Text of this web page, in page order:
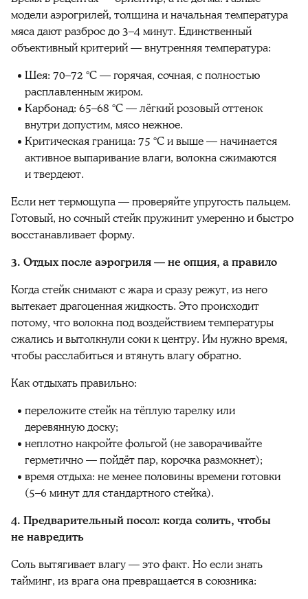
модели аэрогрилей, толщина и начальная температура
мяса дают разброс до 3–4 минут. Единственный
объективный критерий — внутренняя температура:
Шея: 70–72 °C — горячая, сочная, с полностью
расплавленным жиром.
Карбонад: 65–68 °C — лёгкий розовый оттенок
внутри допустим, мясо нежное.
Критическая граница: 75 °C и выше — начинается
активное выпаривание влаги, волокна сжимаются
и твердеют.
Если нет термощупа — проверяйте упругость пальцем.
Готовый, но сочный стейк пружинит умеренно и быстро
восстанавливает форму.
3. Отдых после аэрогриля — не опция, а правило
Когда стейк снимают с жара и сразу режут, из него
вытекает драгоценная жидкость. Это происходит
потому, что волокна под воздействием температуры
сжались и вытолкнули соки к центру. Им нужно время,
чтобы расслабиться и втянуть влагу обратно.
Как отдыхать правильно:
переложите стейк на тёплую тарелку или
деревянную доску;
неплотно накройте фольгой (не заворачивайте
герметично — пойдёт пар, корочка размокнет);
время отдыха: не менее половины времени готовки
(5–6 минут для стандартного стейка).
4. Предварительный посол: когда солить, чтобы
не навредить
Соль вытягивает влагу — это факт. Но если знать
тайминг, из врага она превращается в союзника: